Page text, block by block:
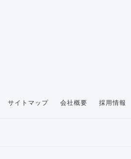
サイトマップ 会社概要 採用情報